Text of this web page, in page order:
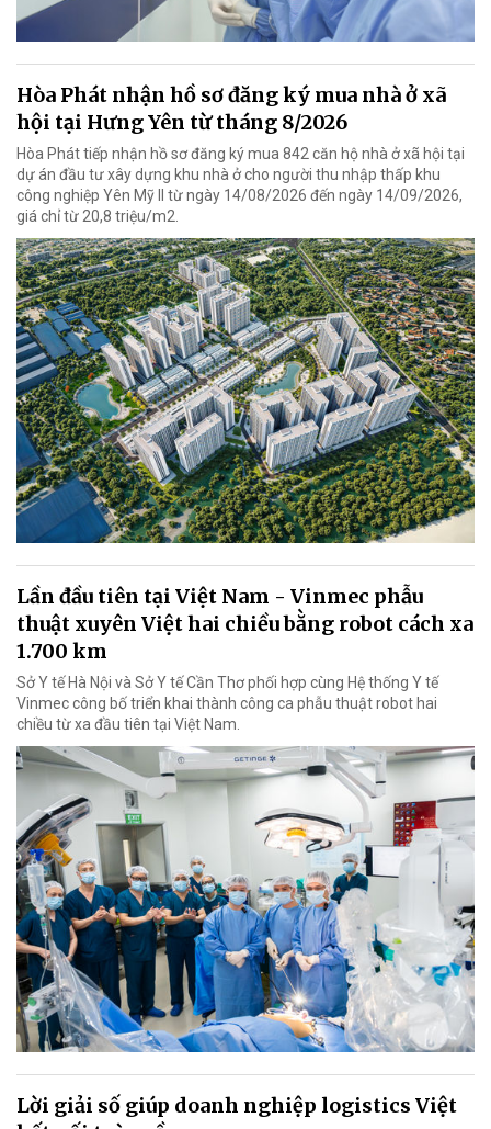
Hòa Phát nhận hồ sơ đăng ký mua nhà ở xã
hội tại Hưng Yên từ tháng 8/2026
Hòa Phát tiếp nhận hồ sơ đăng ký mua 842 căn hộ nhà ở xã hội tại
dự án đầu tư xây dựng khu nhà ở cho người thu nhập thấp khu
công nghiệp Yên Mỹ II từ ngày 14/08/2026 đến ngày 14/09/2026,
giá chỉ từ 20,8 triệu/m2.
Lần đầu tiên tại Việt Nam - Vinmec phẫu
thuật xuyên Việt hai chiều bằng robot cách xa
1.700 km
Sở Y tế Hà Nội và Sở Y tế Cần Thơ phối hợp cùng Hệ thống Y tế
Vinmec công bố triển khai thành công ca phẫu thuật robot hai
chiều từ xa đầu tiên tại Việt Nam.
Lời giải số giúp doanh nghiệp logistics Việt